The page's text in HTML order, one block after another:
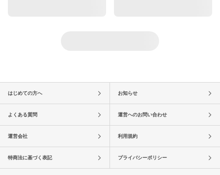
はじめての方へ お知らせ
よくある質問 運営へのお問い合わせ
運営会社 利用規約
特商法に基づく表記 プライバシーポリシー